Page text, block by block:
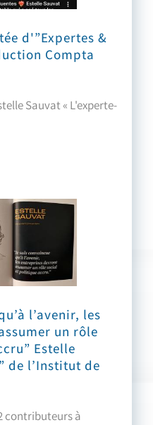
d'”Expertes &
Compta
Sauvat « L'experte-
l’avenir, les
un rôle
Estelle
de l’Institut de
contributeurs à